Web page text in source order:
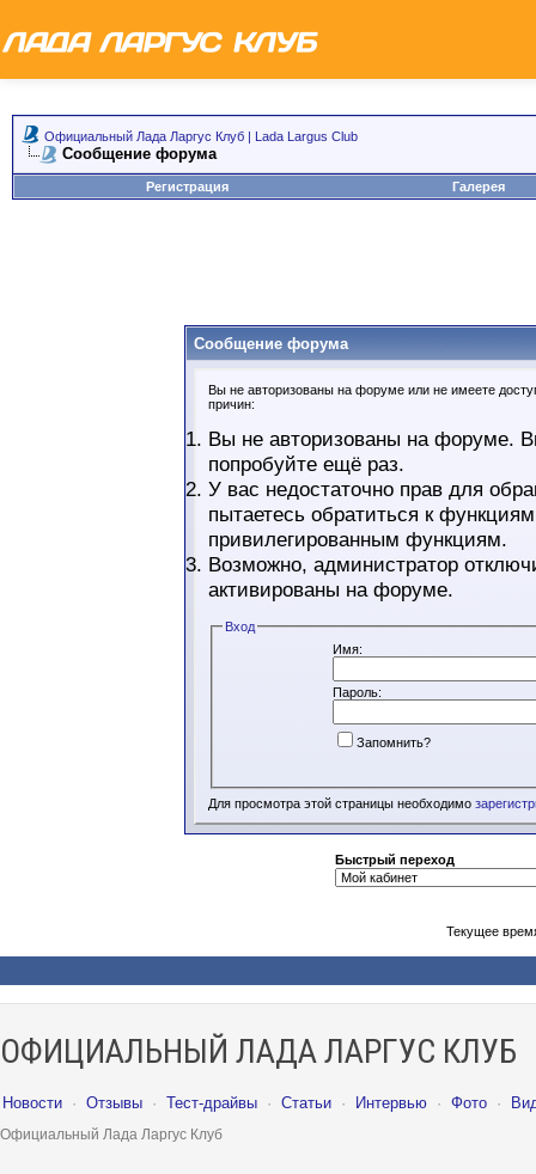
Официальный Лада Ларгус Клуб | Lada Largus Club
Сообщение форума
Регистрация Галерея
Сообщение форума
Вы не авторизованы на форуме или не имеете
причин:
Вы не авторизованы на форуме.
попробуйте ещё раз.
У вас недостаточно прав для
пытаетесь обратиться к
привилегированным функциям.
Возможно, администратор
активированы на форуме.
Вход
Имя:
Пароль:
Запомнить?
Для просмотра этой страницы необходимо
Быстрый переход
Текущее
ОФИЦИАЛЬНЫЙ ЛАДА ЛАРГУС КЛУБ
Новости · Отзывы · Тест-драйвы · Статьи · Интервью · Фото ·
Официальный Лада Ларгус Клуб